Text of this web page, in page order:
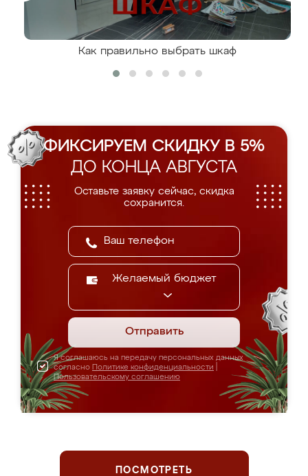
Как правильно выбрать шкаф
ФИКСИРУЕМ СКИДКУ В 5%
ДО КОНЦА АВГУСТА
Оставьте заявку сейчас, скидка
сохранится.
Желаемый бюджет
Отправить
Я соглашаюсь на передачу персональных данных
согласно Политике конфиденциальности
Пользовательскому соглашению
ПОСМОТРЕТЬ